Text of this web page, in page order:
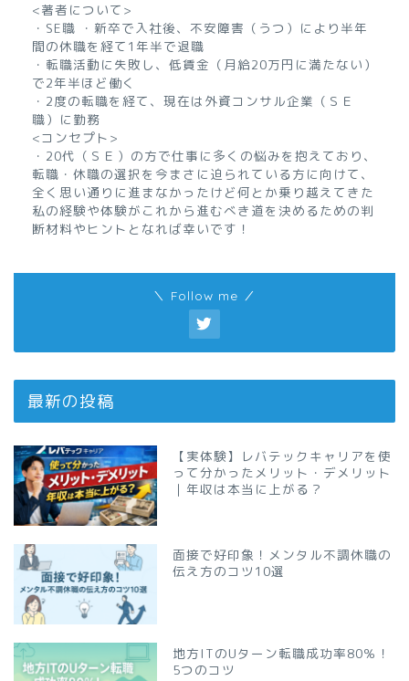
<著者について>
・SE職 ・新卒で入社後、不安障害（うつ）により半年
間の休職を経て1年半で退職
・転職活動に失敗し、低賃金（月給20万円に満たない）
で2年半ほど働く
・2度の転職を経て、現在は外資コンサル企業（ＳＥ
職）に勤務
<コンセプト>
・20代（ＳＥ）の方で仕事に多くの悩みを抱えており、
転職・休職の選択を今まさに迫られている方に向けて、
全く思い通りに進まなかったけど何とか乗り越えてきた
私の経験や体験がこれから進むべき道を決めるための判
断材料やヒントとなれば幸いです！
＼ Follow me ／
最新の投稿
【実体験】レバテックキャリアを使
って分かったメリット・デメリット
｜年収は本当に上がる？
面接で好印象！メンタル不調休職の
伝え方のコツ10選
地方ITのUターン転職成功率80％！
5つのコツ